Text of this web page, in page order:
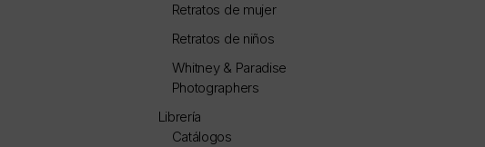
Retratos de mujer
Retratos de niños
Whitney & Paradise
Photographers
Librería
Catálogos